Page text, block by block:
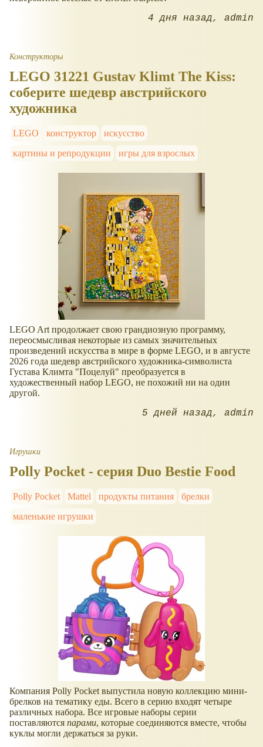
4 дня назад admin
Конструкторы
LEGO 31221 Gustav Klimt The Kiss:
соберите шедевр австрийского
художника
LEGO конструктор
искусство
картины и репродукции
игры для взрослых
LEGO Art продолжает свою грандиозную программу,
переосмысливая некоторые из самых значительных
произведений искусства в мире в форме LEGO, и в августе
2026 года шедевр австрийского художника-символиста
Густава Климта "Поцелуй" преобразуется в
художественный набор LEGO, не похожий ни на один
другой.
5 дней назад admin
Игрушки
Polly Pocket - серия Duo Bestie Food
Polly Pocket Mattel продукты питания
брелки
маленькие игрушки
Компания Polly Pocket выпустила новую коллекцию мини-
брелков на тематику еды. Всего в серию входят четыре
различных набора. Все игровые наборы серии
поставляются парами, которые соединяются вместе, чтобы
куклы могли держаться за руки.